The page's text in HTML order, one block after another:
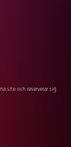
site och reserverar sig